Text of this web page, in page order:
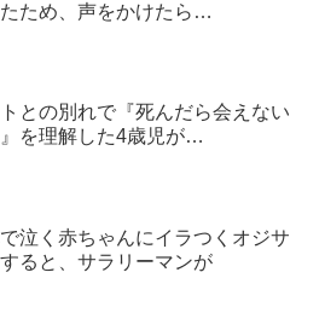
ため、声をかけたら…
との別れで『死んだら会えない
を理解した4歳児が…
泣く赤ちゃんにイラつくオジサ
ると、サラリーマンが